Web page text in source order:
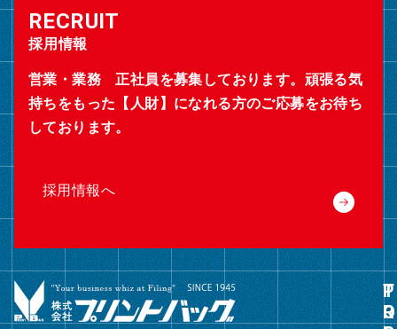
採用情報
営業・業務 正社員を募集しております。頑張る気
持ちをもった【人財】になれる方のご応募をお待ち
しております。
採用情報へ
グ
ル